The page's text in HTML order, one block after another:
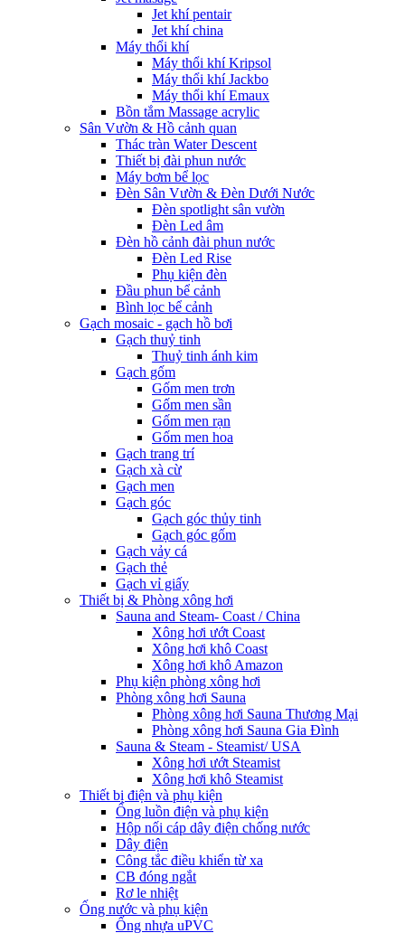
Jet khí pentair
Jet khí china
Máy thổi khí
Máy thổi khí Kripsol
Máy thổi khí Jackbo
Máy thổi khí Emaux
Bồn tắm Massage acrylic
Sân Vườn & Hồ cảnh quan
Thác tràn Water Descent
Thiết bị đài phun nước
Máy bơm bể lọc
Đèn Sân Vườn & Đèn Dưới Nước
Đèn spotlight sân vườn
Đèn Led âm
Đèn hồ cảnh đài phun nước
Đèn Led Rise
Phụ kiện đèn
Đầu phun bể cảnh
Bình lọc bể cảnh
Gạch mosaic - gạch hồ bơi
Gạch thuỷ tinh
Thuỷ tinh ánh kim
Gạch gốm
Gốm men trơn
Gốm men sần
Gốm men rạn
Gốm men hoa
Gạch trang trí
Gạch xà cừ
Gạch men
Gạch góc
Gạch góc thủy tinh
Gạch góc gốm
Gạch vảy cá
Gạch thẻ
Gạch vỉ giấy
Thiết bị & Phòng xông hơi
Sauna and Steam- Coast / China
Xông hơi ướt Coast
Xông hơi khô Coast
Xông hơi khô Amazon
Phụ kiện phòng xông hơi
Phòng xông hơi Sauna
Phòng xông hơi Sauna Thương Mại
Phòng xông hơi Sauna Gia Đình
Sauna & Steam - Steamist/ USA
Xông hơi ướt Steamist
Xông hơi khô Steamist
Thiết bị điện và phụ kiện
Ống luồn điện và phụ kiện
Hộp nối cáp dây điện chống nước
Dây điện
Công tắc điều khiển từ xa
CB đóng ngắt
Rơ le nhiệt
Ống nước và phụ kiện
Ống nhựa uPVC